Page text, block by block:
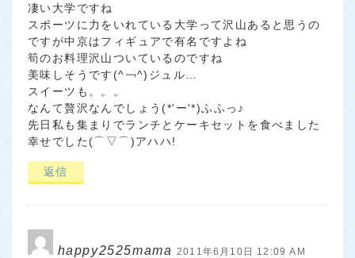
凄い大学ですね
スポーツに力をいれている大学って沢山あると思うの
ですが中京はフィギュアで有名ですよね
筍のお料理沢山ついているのですね
美味しそうです(^￢^)ジュル…
スイーツも。。。
なんて贅沢なんでしょう(*'ー'*)ふふっ♪
先日私も集まりでランチとケーキセットを食べました
幸せでした(⌒▽⌒)アハハ!
返信
happy2525mama 2011年6月10日 12:09 AM